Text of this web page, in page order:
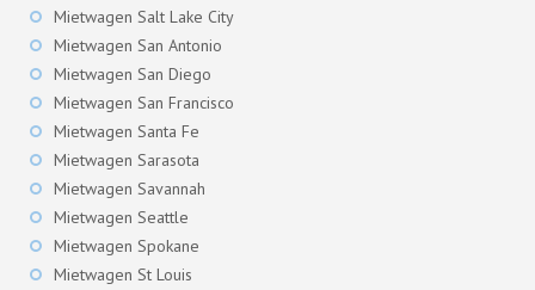
Mietwagen Salt Lake City
Mietwagen San Antonio
Mietwagen San Diego
Mietwagen San Francisco
Mietwagen Santa Fe
Mietwagen Sarasota
Mietwagen Savannah
Mietwagen Seattle
Mietwagen Spokane
Mietwagen St Louis